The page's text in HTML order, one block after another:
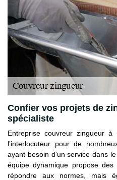
Confier vos projets de
spécialiste
Entreprise couvreur zingueur
l’interlocuteur pour de
ayant besoin d’un service dans
équipe dynamique propose
répondre aux normes, mais